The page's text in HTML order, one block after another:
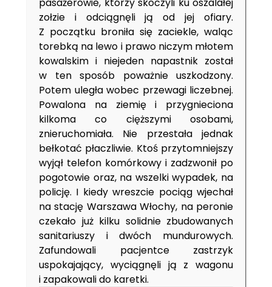
zołzie i odciągnęli ją od jej ofiary.
Z początku broniła się zaciekle, waląc
torebką na lewo i prawo niczym młotem
kowalskim i niejeden napastnik został
w ten sposób poważnie uszkodzony.
Potem uległa wobec przewagi liczebnej.
Powalona na ziemię i przygnieciona
kilkoma co cięższymi osobami,
znieruchomiała. Nie przestała jednak
bełkotać płaczliwie. Ktoś przytomniejszy
wyjął telefon komórkowy i zadzwonił po
pogotowie oraz, na wszelki wypadek, na
policję. I kiedy wreszcie pociąg wjechał
na stację Warszawa Włochy, na peronie
czekało już kilku solidnie zbudowanych
sanitariuszy i dwóch mundurowych.
Zafundowali pacjentce zastrzyk
uspokajający, wyciągnęli ją z wagonu
i zapakowali do karetki.